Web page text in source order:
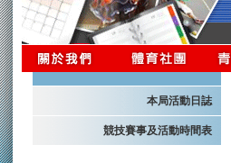
本局活動日誌
競技賽事及活動時間表